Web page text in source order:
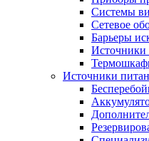
Системы
Сетевое
Барьеры
Источники
Источники